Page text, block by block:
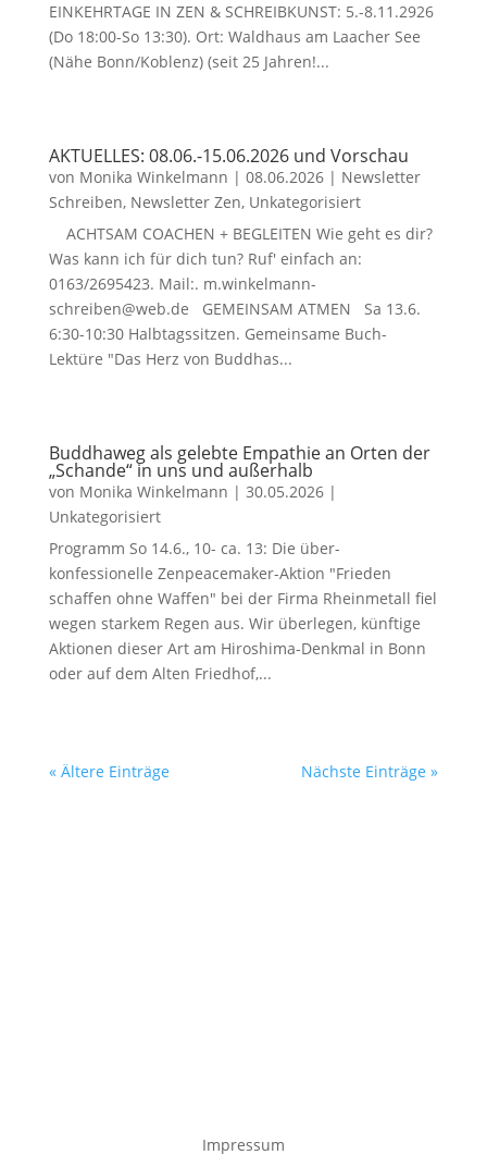
EINKEHRTAGE IN ZEN & SCHREIBKUNST: 5.-8.11.2926
(Do 18:00-So 13:30). Ort: Waldhaus am Laacher See
(Nähe Bonn/Koblenz) (seit 25 Jahren!...
AKTUELLES: 08.06.-15.06.2026 und Vorschau
von Monika Winkelmann | 08.06.2026| Newsletter
Schreiben, Newsletter Zen, Unkategorisiert
ACHTSAM COACHEN + BEGLEITEN Wie geht es dir?
Was kann ich für dich tun? Ruf' einfach an:
0163/2695423. Mail:. m.winkelmann-
schreiben@web.de GEMEINSAM ATMEN Sa 13.6.
6:30-10:30 Halbtagssitzen. Gemeinsame Buch-
Lektüre "Das Herz von Buddhas...
Buddhaweg als gelebte Empathie an Orten der
„Schande“ in uns und außerhalb
von Monika Winkelmann | 30.05.2026|
Unkategorisiert
Programm So 14.6., 10- ca. 13: Die über-
konfessionelle Zenpeacemaker-Aktion "Frieden
schaffen ohne Waffen" bei der Firma Rheinmetall fiel
wegen starkem Regen aus. Wir überlegen, künftige
Aktionen dieser Art am Hiroshima-Denkmal in Bonn
oder auf dem Alten Friedhof,...
« Ältere Einträge Nächste Einträge »
Impressum